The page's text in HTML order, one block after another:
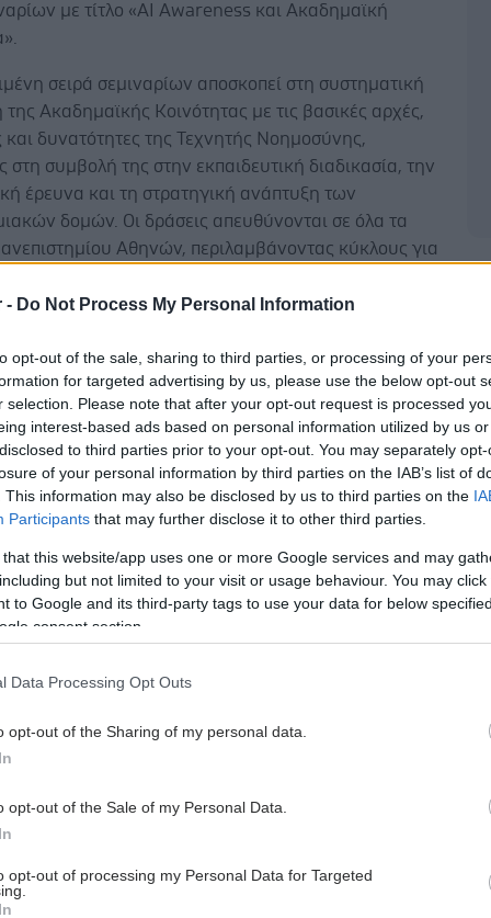
- Do Not Process My Personal Information
opt-out of the sale, sharing to third parties, or processing of your
for targeted advertising by us, please use the below opt-out
selection. Please note that after your opt-out request is processed
interest-based ads based on personal information utilized by us
to third parties prior to your opt-out. You may separately
of your personal information by third parties on the IAB’s list of
This information may also be disclosed by us to third parties on the
Participants that may further disclose it to other third parties.
that this website/app uses one or more Google services and may
but not limited to your visit or usage behaviour. You may
to Google and its third-party tags to use your data for below
consent section.
Data Processing Opt Outs
opt-out of the Sharing of my personal data.
opt-out of the Sale of my Personal Data.
opt-out of processing my Personal Data for Targeted
με τίτλο «AI Awareness και Ακαδημαϊκή
σειρά σεμιναρίων αποσκοπεί στη συστηματική
της Ακαδημαϊκής Κοινότητας με τις βασικές αρχές,
δυνατότητες της Τεχνητής Νοημοσύνης,
στη συμβολή της στην εκπαιδευτική διαδικασία, την
έρευνα και τη στρατηγική ανάπτυξη των
δομών. Οι δράσεις απευθύνονται σε όλα τα
Αθηνών, περιλαμβάνοντας κύκλους για
Φοιτητές καθώς και το Διοικητικό
ότι το 11% των κορυφαίων παγκοσμίως
θέματα ΑΙ είναι Έλληνες και οι περισσότεροι εξ
απόφοιτοι του Πανεπιστημίου Αθηνών.
χαιρέτισαν ο Πρύτανης του Πανεπιστημίου
Γεράσιμος Σιάσος, ο Marketing Manager
Ελλάδας, Θεόδωρος Δαμιανίδης, και ο
του Πανεπιστημίου Αθηνών, Καθηγητής
Ευσταθόπουλος.
«Η συνεργασία του Πανεπιστημίου μας με τη
στο στρατηγικό μας σχέδιο για την ενίσχυση
του ΕΚΠΑ. Η Τεχνητή Νοημοσύνη αποτελεί
εργαλείο για την έρευνα και την
και μέσα από αυτή τη συνεργασία δίνουμε στα μέλη
μας Κοινότητας τη δυνατότητα να